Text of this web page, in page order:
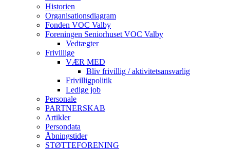
Historien
Organisationsdiagram
Fonden VOC Valby
Foreningen Seniorhuset VOC Valby
Vedtægter
Frivillige
VÆR MED
Bliv frivillig / aktivitetsansvarlig
Frivilligpolitik
Ledige job
Personale
PARTNERSKAB
Artikler
Persondata
Åbningstider
STØTTEFORENING